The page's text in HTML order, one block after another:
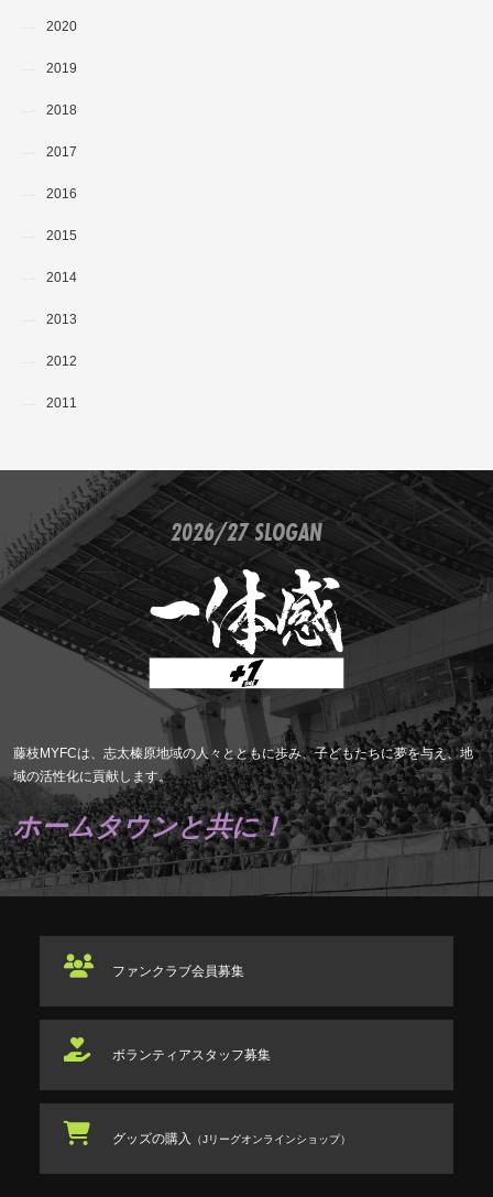
2020
2019
2018
2017
2016
2015
2014
2013
2012
2011
2026/27 SLOGAN
藤枝MYFCは、志太榛原地域の人々とともに歩み、子どもたちに夢を与え、地
域の活性化に貢献します。
ホームタウンと共に！
ファンクラブ会員募集
ボランティアスタッフ募集
グッズの購入 （Jリーグオンラインショップ）